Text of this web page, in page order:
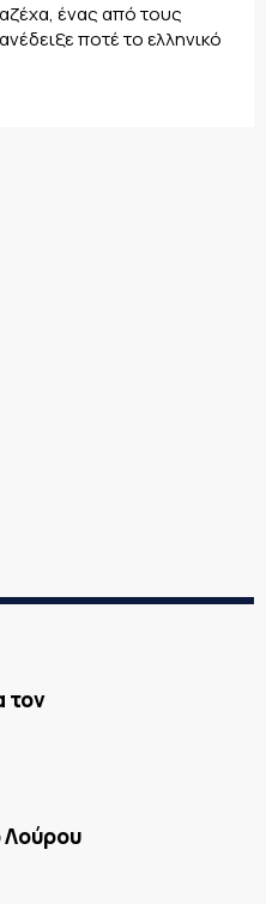
ένας από τους
ποτέ το ελληνικό
τον
Λούρου